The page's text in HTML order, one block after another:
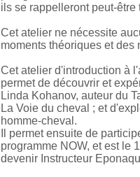
ils se rappelleront peut-être
Cet atelier ne nécessite
moments théoriques et des
Cet atelier d'introduction à
permet de découvrir et
Linda Kohanov, auteur du
La Voie du cheval ; et
homme-cheval.
Il permet ensuite de
programme NOW, et est le
devenir Instructeur